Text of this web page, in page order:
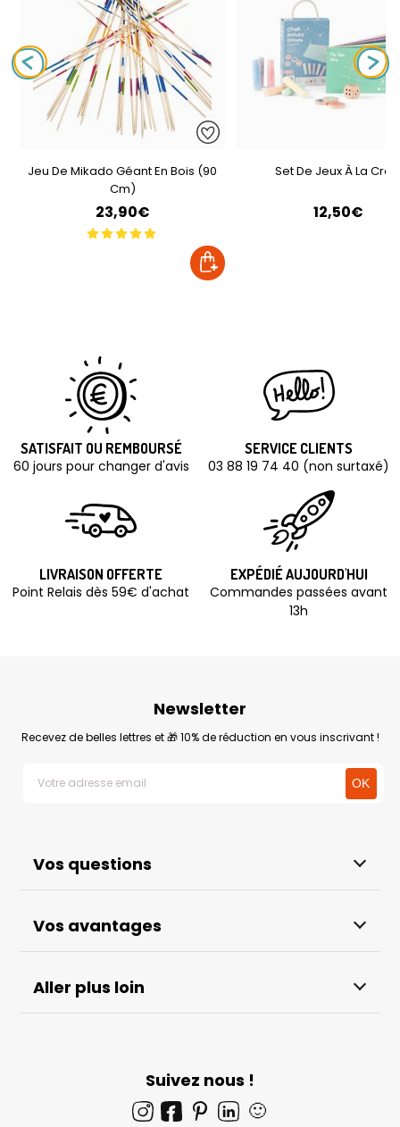
Jeu De Mikado Géant En Bois (90
Cm)
23,90€
Set De Jeux À La
12,50€
SATISFAIT OU REMBOURSÉ
60 jours pour changer d'avis
SERVICE CLIENTS
03 88 19 74 40 (non surtaxé)
LIVRAISON OFFERTE
Point Relais dès 59€ d'achat
EXPÉDIÉ AUJOURD'HUI
Commandes passées avant
13h
Vos questions
Vos avantages
Aller plus loin
Newsletter
Recevez de belles lettres et 🎁 10% de réduction en vous inscrivant !
Suivez nous !
🙂